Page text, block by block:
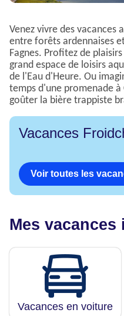
Venez vivre des vacances
entre forêts ardennaises
Fagnes. Profitez de
grand espace de loisirs
de l'Eau d'Heure. Ou
temps d'une promenade à
goûter la bière trappiste
Vacances
Voir toutes les
Mes vacances
Vacances en voiture